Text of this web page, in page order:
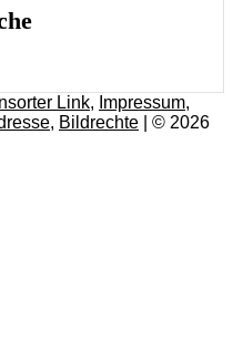
Link, Impressum,
, Bildrechte | © 2026